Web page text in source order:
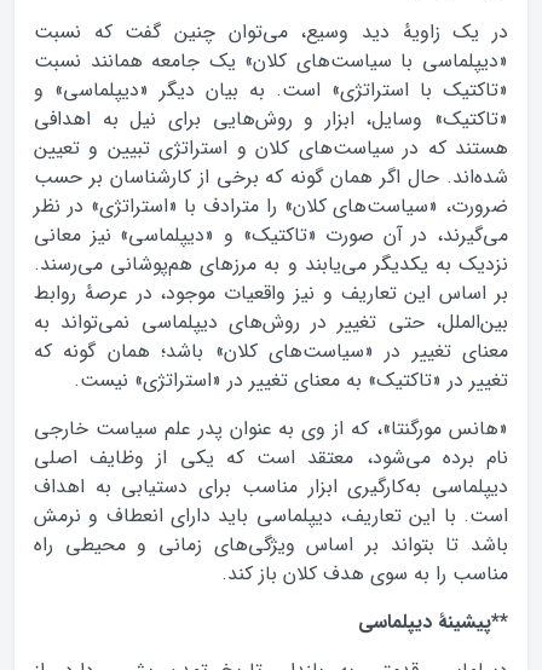
در یک زاویهٔ دید وسیع، می‌توان چنین گفت که نسبت
«دیپلماسی با سیاست‌های کلان» یک جامعه همانند نسبت
«تاکتیک با استراتژی» است. به بیان دیگر «دیپلماسی» و
«تاکتیک» وسایل، ابزار و روش‌هایی برای نیل به اهدافی
هستند که در سیاست‌های کلان و استراتژی تبیین و تعیین
شده‌اند. حال اگر‌‌ همان گونه که برخی از کار‌شناسان بر حسب
ضرورت، «سیاست‌های کلان» را مترادف با «استراتژی» در نظر
می‌گیرند، در آن صورت «تاکتیک» و «دیپلماسی» نیز معانی
نزدیک به یکدیگر می‌یابند و به مرزهای هم‌پوشانی می‌رسند.
بر اساس این تعاریف و نیز واقعیات موجود، در عرصهٔ روابط
بین‌الملل، حتی تغییر در روش‌های دیپلماسی نمی‌تواند به
معنای تغییر در «سیاست‌های کلان» باشد؛‌‌ همان گونه که
تغییر در «تاکتیک» به معنای تغییر در «استراتژی» نیست.
«هانس مورگنتا»، که از وی به عنوان پدر علم سیاست خارجی
نام برده می‌شود، معتقد است که یکی از وظایف اصلی
دیپلماسی به‌کارگیری ابزار مناسب برای دستیابی به اهداف
است. با این تعاریف، دیپلماسی باید دارای انعطاف و نرمش
باشد تا بتواند بر اساس ویژگی‌های زمانی و محیطی راه
مناسب را به سوی هدف کلان باز کند.
**پیشینهٔ دیپلماسی